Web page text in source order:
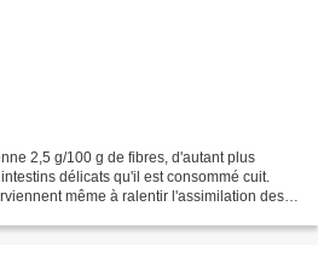
2,5 g/100 g de fibres, d'autant plus
délicats qu'il est consommé cuit.
même à ralentir l'assimilation des